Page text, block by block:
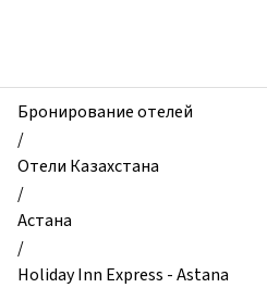
Holiday
Inn
Express
Astana,
Астана,
Казахстан
Бронирование отелей
/
Отели Казахстана
/
Астана
/
Holiday Inn Express - Astana